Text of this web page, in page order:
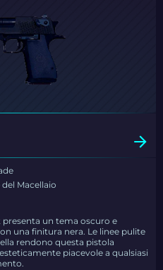
Macellaio
presenta un tema oscuro e
una finitura nera. Le linee pulite
rendono questa pistola
piacevole a qualsiasi